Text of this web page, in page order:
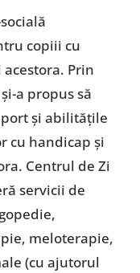
copiii cu
Prin
a propus să
și abilitățile
cu handicap și
Centrul de Zi
servicii de
meloterapie,
(cu ajutorul